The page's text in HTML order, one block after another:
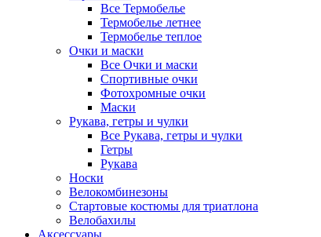
Все Термобелье
Термобелье летнее
Термобелье теплое
Очки и маски
Все Очки и маски
Спортивные очки
Фотохромные очки
Маски
Рукава, гетры и чулки
Все Рукава, гетры и чулки
Гетры
Рукава
Носки
Велокомбинезоны
Стартовые костюмы для триатлона
Велобахилы
Аксессуары